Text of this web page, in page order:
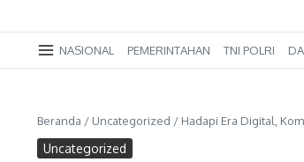
NASIONAL PEMERINTAHAN TNI POLRI
Beranda / Uncategorized / Hadapi Era Digital,
Uncategorized